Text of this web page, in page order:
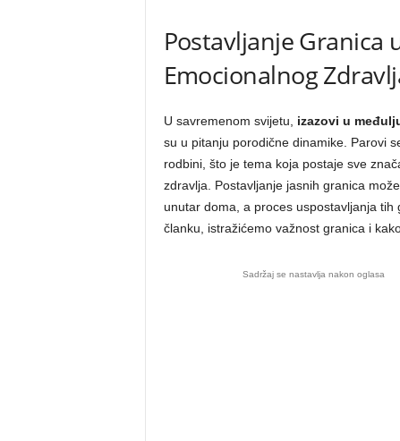
Postavljanje Granica
Emocionalnog
U savremenom svijetu, izazovi u
su u pitanju porodične dinamike. Parovi
rodbini, što je tema koja postaje sve
zdravlja. Postavljanje jasnih granica
unutar doma, a proces uspostavljanja
članku, istražićemo važnost granica i
Sadržaj se nastavlja nakon oglasa